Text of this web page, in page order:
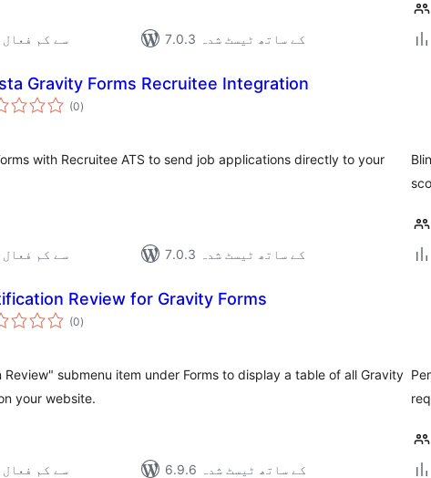
10 سے کم
7.0.3 کے ساتھ ٹیسٹ شدہ
Gravity Forms Recruitee Integration
(0مجموعی
درجہ
)
with Recruitee ATS to send job applications directly to your
10 سے کم
7.0.3 کے ساتھ ٹیسٹ شدہ
Review for Gravity Forms
(0مجموعی
درجہ
)
submenu item under Forms to display a table of all Gravity
your website.
10 سے کم
6.9.6 کے ساتھ ٹیسٹ شدہ